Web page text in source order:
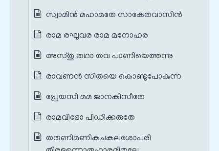
സ്വാമിൻ മഹാമതേ സാകേതവാസിൻ
രാമ രഘുവര രാമ മനോഹര
അസ്തു തഥാ തവ പാണിയെത്തന്നു
രാവണൻ സീതയെ കൊണ്ടുപോകുന്ന
പ്രേയസി മമ ജാനകിസീതേ
രാമവിഭോ പീഡിക്കരുതേ
തരുണിമണികുചകലശോപരി